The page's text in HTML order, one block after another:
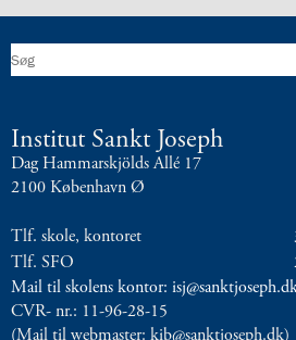
program
2026/2027
6.3:
Tilmeldingprocedure
til
musikskolen
informationer
betingelser
7.0:
Kontakt
Institut Sankt Joseph
Dag Hammarskjölds Allé 17
2100 København Ø
Tlf. skole, kontoret
Tlf. SFO
Mail til skolens kontor:
CVR- nr.: 11-96-28-15
(Mail til webmaster: kib@sanktjoseph.dk)